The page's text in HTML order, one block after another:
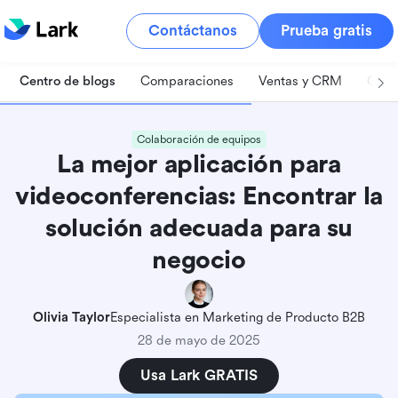
Contáctanos Prueba gratis
Centro de blogs Comparaciones Ventas y CRM
Colaboración de equipos
La mejor aplicación para
videoconferencias: Encontrar la
solución adecuada para su
negocio
Olivia TaylorEspecialista en Marketing de Producto B2B
28 de mayo de 2025
Usa Lark GRATIS